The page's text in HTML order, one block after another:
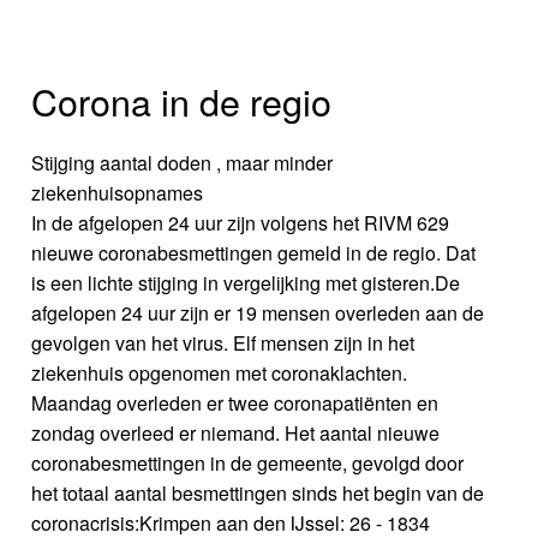
Corona in de regio
Stijging aantal doden , maar minder
ziekenhuisopnames
In de afgelopen 24 uur zijn volgens het RIVM 629
nieuwe coronabesmettingen gemeld in de regio. Dat
is een lichte stijging in vergelijking met gisteren.De
afgelopen 24 uur zijn er 19 mensen overleden aan de
gevolgen van het virus. Elf mensen zijn in het
ziekenhuis opgenomen met coronaklachten.
Maandag overleden er twee coronapatiënten en
zondag overleed er niemand. Het aantal nieuwe
coronabesmettingen in de gemeente, gevolgd door
het totaal aantal besmettingen sinds het begin van de
coronacrisis:Krimpen aan den IJssel: 26 - 1834